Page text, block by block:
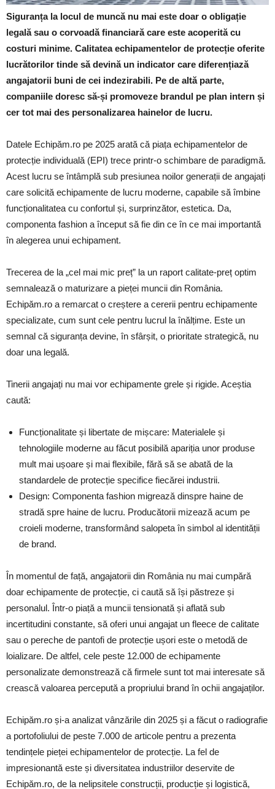
Siguranța la locul de muncă nu mai este doar o obligație
legală sau o corvoadă financiară care este acoperită cu
costuri minime. Calitatea echipamentelor de protecție oferite
lucrătorilor tinde să devină un indicator care diferențiază
angajatorii buni de cei indezirabili. Pe de altă parte,
companiile doresc să-și promoveze brandul pe plan intern și
cer tot mai des personalizarea hainelor de lucru.
Datele Echipăm.ro pe 2025 arată că piața echipamentelor de
protecție individuală (EPI) trece printr-o schimbare de paradigmă.
Acest lucru se întâmplă sub presiunea noilor generații de angajați
care solicită echipamente de lucru moderne, capabile să îmbine
funcționalitatea cu confortul și, surprinzător, estetica. Da,
componenta fashion a început să fie din ce în ce mai importantă
în alegerea unui echipament.
Trecerea de la „cel mai mic preț” la un raport calitate-preț optim
semnalează o maturizare a pieței muncii din România.
Echipăm.ro a remarcat o creștere a cererii pentru echipamente
specializate, cum sunt cele pentru lucrul la înălțime. Este un
semnal că siguranța devine, în sfârșit, o prioritate strategică, nu
doar una legală.
Tinerii angajați nu mai vor echipamente grele și rigide. Aceștia
caută:
Funcționalitate și libertate de mișcare: Materialele și
tehnologiile moderne au făcut posibilă apariția unor produse
mult mai ușoare și mai flexibile, fără să se abată de la
standardele de protecție specifice fiecărei industrii.
Design: Componenta fashion migrează dinspre haine de
stradă spre haine de lucru. Producătorii mizează acum pe
croieli moderne, transformând salopeta în simbol al identității
de brand.
În momentul de față, angajatorii din România nu mai cumpără
doar echipamente de protecție, ci caută să își păstreze și
personalul. Într-o piață a muncii tensionată și aflată sub
incertitudini constante, să oferi unui angajat un fleece de calitate
sau o pereche de pantofi de protecție ușori este o metodă de
loializare. De altfel, cele peste 12.000 de echipamente
personalizate demonstrează că firmele sunt tot mai interesate să
crească valoarea percepută a propriului brand în ochii angajaților.
Echipăm.ro și-a analizat vânzările din 2025 și a făcut o radiografie
a portofoliului de peste 7.000 de articole pentru a prezenta
tendințele pieței echipamentelor de protecție. La fel de
impresionantă este și diversitatea industriilor deservite de
Echipăm.ro, de la nelipsitele construcții, producție și logistică,